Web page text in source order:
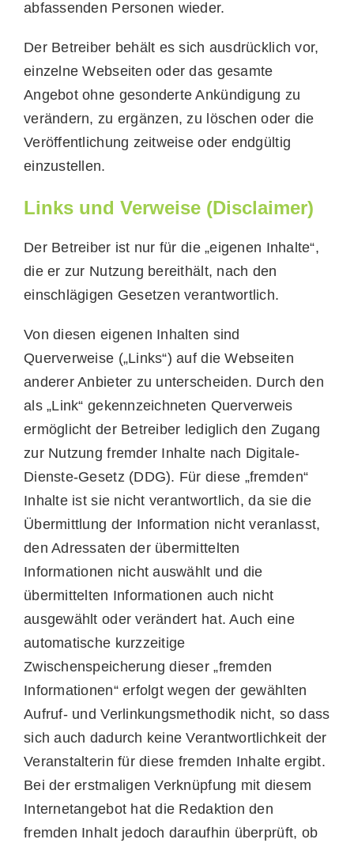
abfassenden Personen wieder.
Der Betreiber behält es sich ausdrücklich vor,
einzelne Webseiten oder das gesamte
Angebot ohne gesonderte Ankündigung zu
verändern, zu ergänzen, zu löschen oder die
Veröffentlichung zeitweise oder endgültig
einzustellen.
Links und Verweise (Disclaimer)
Der Betreiber ist nur für die „eigenen Inhalte“,
die er zur Nutzung bereithält, nach den
einschlägigen Gesetzen verantwortlich.
Von diesen eigenen Inhalten sind
Querverweise („Links“) auf die Webseiten
anderer Anbieter zu unterscheiden. Durch den
als „Link“ gekennzeichneten Querverweis
ermöglicht der Betreiber lediglich den Zugang
zur Nutzung fremder Inhalte nach Digitale-
Dienste-Gesetz (DDG). Für diese „fremden“
Inhalte ist sie nicht verantwortlich, da sie die
Übermittlung der Information nicht veranlasst,
den Adressaten der übermittelten
Informationen nicht auswählt und die
übermittelten Informationen auch nicht
ausgewählt oder verändert hat. Auch eine
automatische kurzzeitige
Zwischenspeicherung dieser „fremden
Informationen“ erfolgt wegen der gewählten
Aufruf- und Verlinkungsmethodik nicht, so dass
sich auch dadurch keine Verantwortlichkeit der
Veranstalterin für diese fremden Inhalte ergibt.
Bei der erstmaligen Verknüpfung mit diesem
Internetangebot hat die Redaktion den
fremden Inhalt jedoch daraufhin überprüft, ob